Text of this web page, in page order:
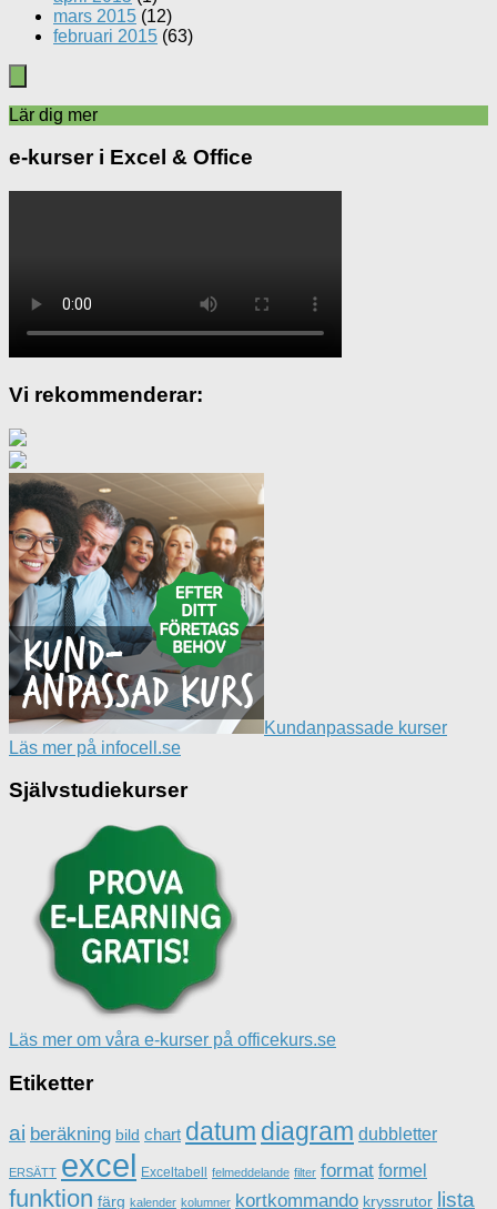
mars 2015 (12)
februari 2015 (63)
Lär dig mer
e-kurser i Excel & Office
Vi rekommenderar:
Kundanpassade kurser
Läs mer på infocell.se
Självstudiekurser
Läs mer om våra e-kurser på officekurs.se
Etiketter
ai beräkning bild chart datum diagram dubbletter
ERSÄTT excel Exceltabell felmeddelande filter format formel
funktion färg kalender kolumner kortkommando kryssrutor lista